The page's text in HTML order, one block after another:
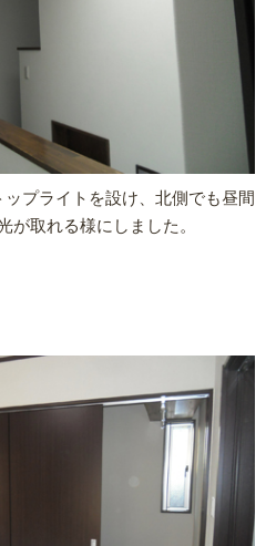
プライトを設け、北側でも昼間
が取れる様にしました。